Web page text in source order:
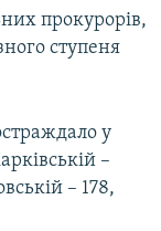
прокурорів,
ступеня
у
–
– 178,